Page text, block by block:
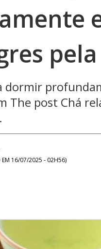
dormir
The post Chá
16/07/2025 - 02H56)